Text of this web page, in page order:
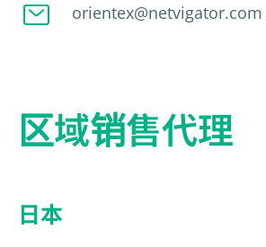
orientex@netvigator.com
区域销售代理
日本